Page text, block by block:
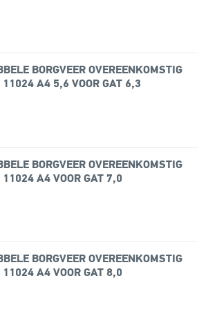
BORGVEER OVEREENKOMSTIG
A4 5,6 VOOR GAT 6,3
BORGVEER OVEREENKOMSTIG
A4 VOOR GAT 7,0
BORGVEER OVEREENKOMSTIG
A4 VOOR GAT 8,0